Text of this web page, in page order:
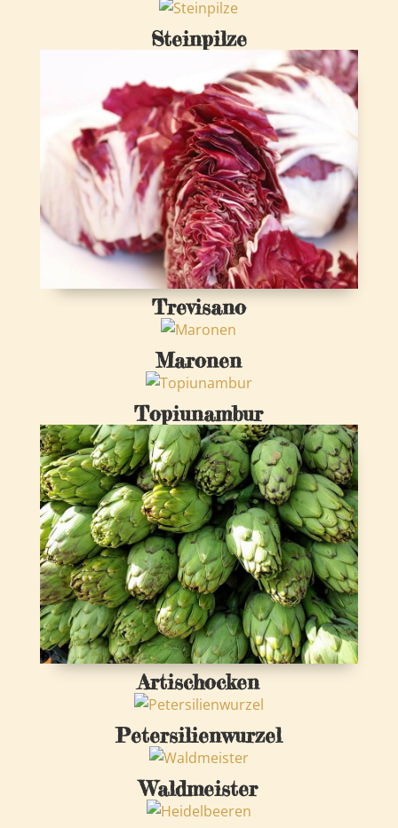
Steinpilze
Trevisano
Maronen
Topiunambur
Artischocken
Petersilienwurzel
Waldmeister